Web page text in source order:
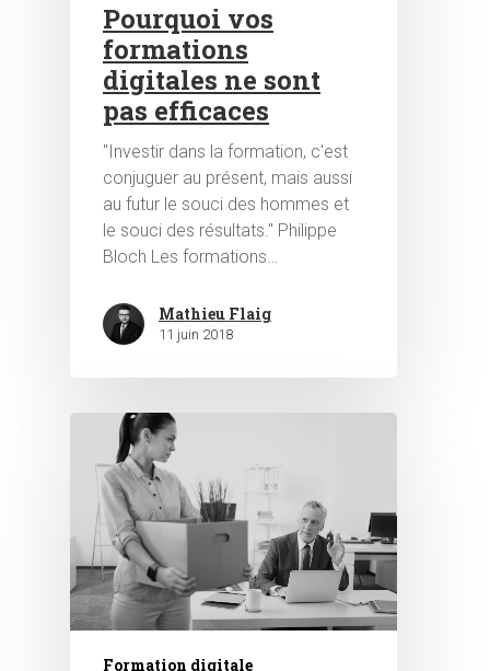
Pourquoi vos
formations
digitales ne sont
pas efficaces
"Investir dans la formation, c'est
conjuguer au présent, mais aussi
au futur le souci des hommes et
le souci des résultats." Philippe
Bloch Les formations…
Mathieu Flaig
11 juin 2018
Formation digitale